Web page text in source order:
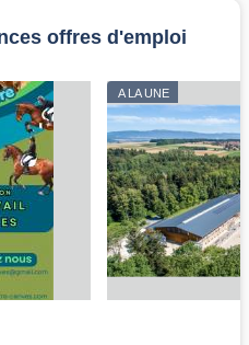
offres d'emploi
A LA UNE